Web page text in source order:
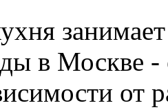
в Москве -
от